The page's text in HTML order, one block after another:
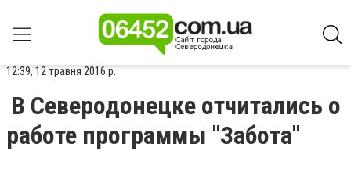
12:39, 12 травня 2016 р.
В Северодонецке отчитались о
работе программы "Забота"